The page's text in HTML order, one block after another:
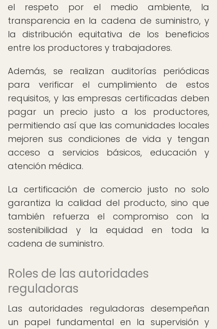
el respeto por el medio ambiente, la
transparencia en la cadena de suministro, y
la distribución equitativa de los beneficios
entre los productores y trabajadores.
Además, se realizan auditorías periódicas
para verificar el cumplimiento de estos
requisitos, y las empresas certificadas deben
pagar un precio justo a los productores,
permitiendo así que las comunidades locales
mejoren sus condiciones de vida y tengan
acceso a servicios básicos, educación y
atención médica.
La certificación de comercio justo no solo
garantiza la calidad del producto, sino que
también refuerza el compromiso con la
sostenibilidad y la equidad en toda la
cadena de suministro.
Roles de las autoridades
reguladoras
Las autoridades reguladoras desempeñan
un papel fundamental en la supervisión y